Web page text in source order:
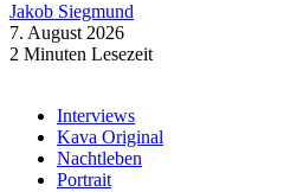
Jakob Siegmund
7. August 2026
2 Minuten Lesezeit
Interviews
Kava Original
Nachtleben
Portrait